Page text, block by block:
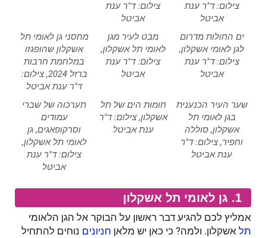
צילום: ד"ר ענת
אביטל
צילום: ד"ר ענת
אביטל
ים החולות מדרום
לגן לאומי אשקלון,
צילום: ד"ר ענת
אביטל
מבט לעיר מגן
לאומי תל אשקלון,
צילום: ד"ר ענת
אביטל
מחסני גן לאומי תל
אשקלון שהופגזו
במלחמת חרבות
ברזל 2024, צילום:
ד"ר ענת אביטל
שער העיר הכנענית
בגן לאומי תל
אשקלון, סוללה
וחפיר, צילום: ד"ר
ענת אביטל
חומות הים של תל
אשקלון, צילום: ד"ר
ענת אביטל
תערכוה של שברי
עמודים
וסרקופאגים, גן
לאומי תל אשקלון,
צילום: ד"ר ענת
אביטל
1. גן לאומי תל אשקלון
אמליץ לכם להגיע דבר ראשון על הבוקר אל הגן הלאומי
תל אשקלון. ולמה? כי כאן יש מלאן חניונים נוחים להתחיל